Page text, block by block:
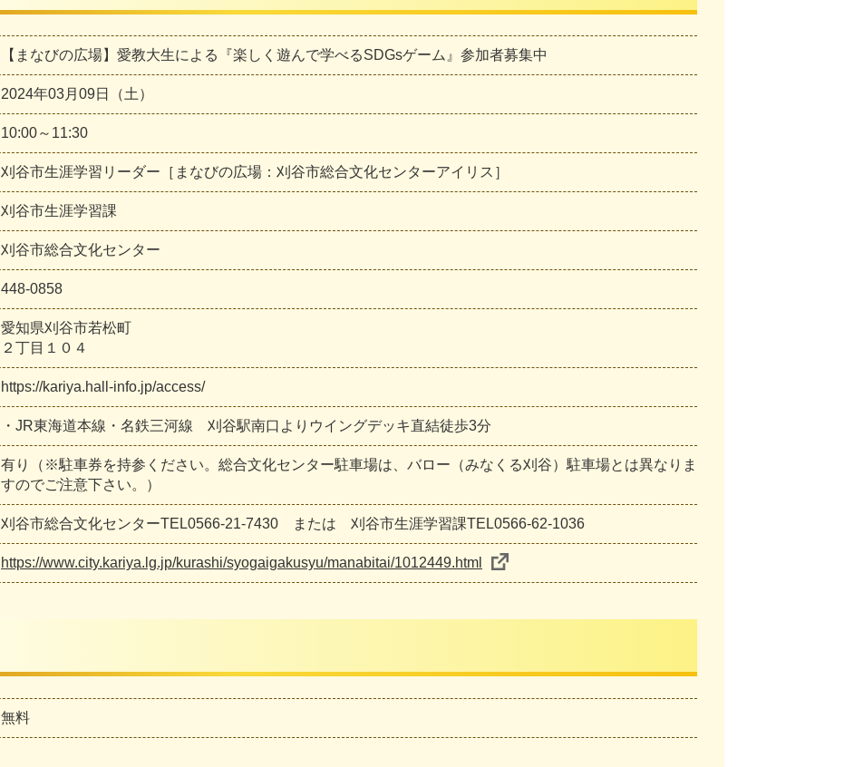
【まなびの広場】愛教大生による『楽しく遊んで学べるSDGsゲーム』参加者募集中
2024年03月09日（土）
10:00～11:30
刈谷市生涯学習リーダー［まなびの広場：刈谷市総合文化センターアイリス］
刈谷市生涯学習課
刈谷市総合文化センター
448-0858
愛知県刈谷市若松町
２丁目１０４
https://kariya.hall-info.jp/access/
・JR東海道本線・名鉄三河線 刈谷駅南口よりウイングデッキ直結徒歩3分
有り（※駐車券を持参ください。総合文化センター駐車場は、バロー（みなくる刈谷）駐車場とは異なりま
すのでご注意下さい。）
刈谷市総合文化センターTEL0566-21-7430 または 刈谷市生涯学習課TEL0566-62-1036
https://www.city.kariya.lg.jp/kurashi/syogaigakusyu/manabitai/1012449.html
無料